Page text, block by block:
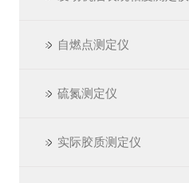
自燃点测定仪
硫氮测定仪
实际胶质测定仪